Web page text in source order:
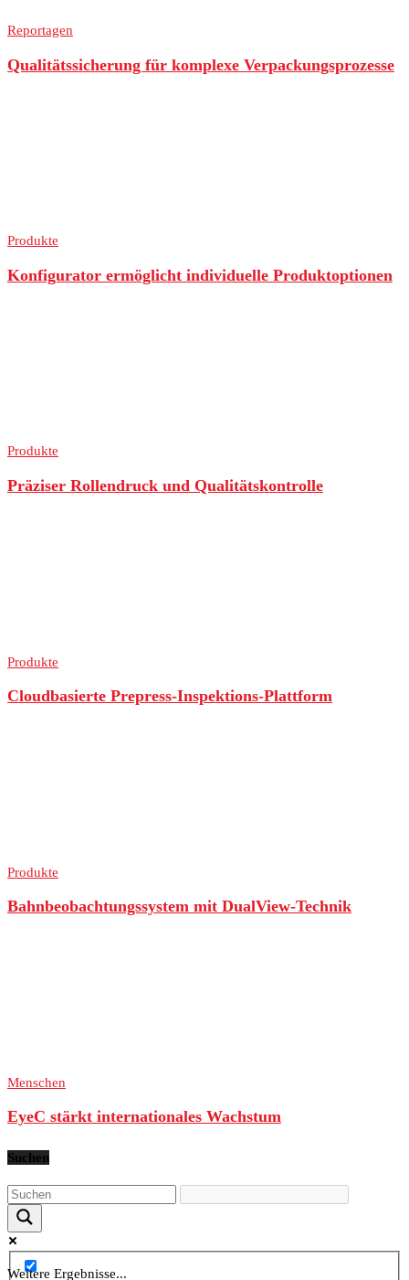
Reportagen
Qualitätssicherung für komplexe Verpackungsprozesse
Produkte
Konfigurator ermöglicht individuelle Produktoptionen
Produkte
Präziser Rollendruck und Qualitätskontrolle
Produkte
Cloudbasierte Prepress-Inspektions-Plattform
Produkte
Bahnbeobachtungssystem mit DualView-Technik
Menschen
EyeC stärkt internationales Wachstum
Suchen
Weitere Ergebnisse...